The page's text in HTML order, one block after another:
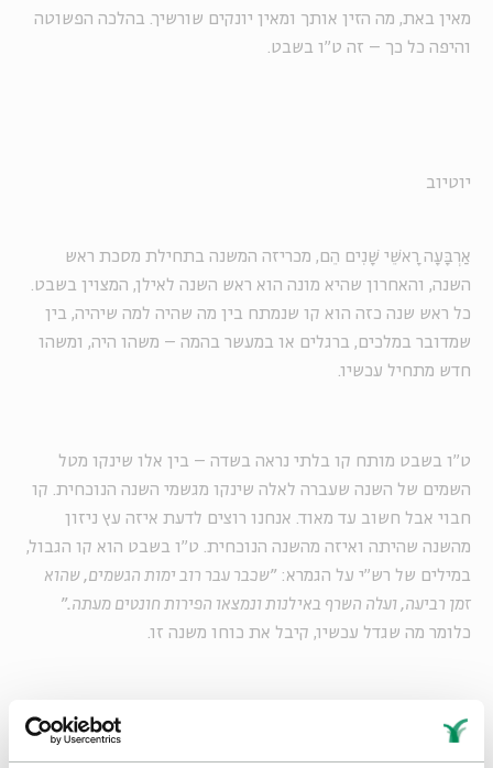
מאין באת, מה הזין אותך ומאין יונקים שורשיך. בהלכה הפשוטה
והיפה כל כך – זה ט"ו בשבט.
יוטיוב
אַרְבָּעָה רָאשֵׁי שָׁנִים הֵם, מכריזה המשנה בתחילת מסכת ראש
השנה, והאחרון שהיא מונה הוא ראש השנה לאילן, המצוין בשבט.
כל ראש שנה כזה הוא קו שנמתח בין מה שהיה למה שיהיה, בין
שמדובר במלכים, ברגלים או במעשר בהמה – משהו היה, ומשהו
חדש מתחיל עכשיו.
ט"ו בשבט מותח קו בלתי נראה בשדה – בין אלו שינקו מטל
השמים של השנה שעברה לאלה שינקו מגשמי השנה הנוכחית. קו
חבוי אבל חשוב עד מאוד. אנחנו רוצים לדעת איזה עץ ניזון
מהשנה שהיתה ואיזה מהשנה הנוכחית. ט"ו בשבט הוא קו הגבול,
במילים של רש"י על הגמרא: "שכבר עבר רוב ימות הגשמים, שהוא
זמן רביעה, ועלה השרף באילנות ונמצאו הפירות חונטים‏ מעתה."
כלומר מה שגדל עכשיו, קיבל את כוחו משנה זו.
בהלכה ההפרדה חשובה לענייני תרומות ומעשרות: מאילו פירות